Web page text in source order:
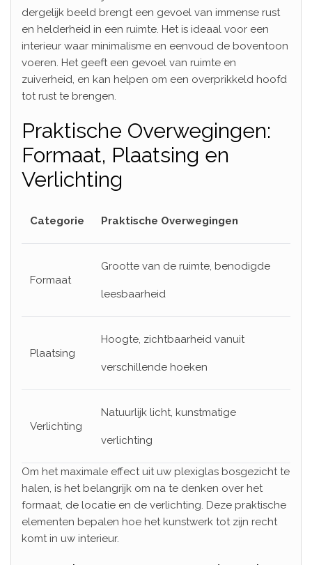
dergelijk beeld brengt een gevoel van immense rust
en helderheid in een ruimte. Het is ideaal voor een
interieur waar minimalisme en eenvoud de boventoon
voeren. Het geeft een gevoel van ruimte en
zuiverheid, en kan helpen om een overprikkeld hoofd
tot rust te brengen.
Praktische Overwegingen:
Formaat, Plaatsing en
Verlichting
Categorie Praktische Overwegingen
Formaat
Grootte van de ruimte, benodigde
leesbaarheid
Plaatsing
Hoogte, zichtbaarheid vanuit
verschillende hoeken
Verlichting
Natuurlijk licht, kunstmatige
verlichting
Om het maximale effect uit uw plexiglas bosgezicht te
halen, is het belangrijk om na te denken over het
formaat, de locatie en de verlichting. Deze praktische
elementen bepalen hoe het kunstwerk tot zijn recht
komt in uw interieur.